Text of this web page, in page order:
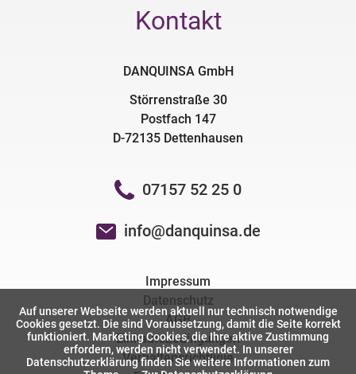
Kontakt
DANQUINSA GmbH
Störrenstraße 30
Postfach 147
D-72135 Dettenhausen
07157 52 25 0
info@danquinsa.de
Impressum
Datenschutz
AGB
Einkaufsbedingungen
Verhaltensrichtlinie
Auf unserer Webseite werden aktuell nur technisch notwendige
Cookies gesetzt. Die sind Voraussetzung, damit die Seite korrekt
funktioniert. Marketing Cookies, die Ihre aktive Zustimmung
erfordern, werden nicht verwendet. In unserer
Datenschutzerklärung finden Sie weitere Informationen zum